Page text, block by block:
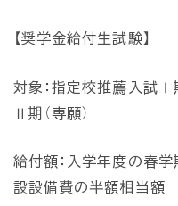
【奨学金給付生試験】
対象：指定校推薦入試Ⅰ
Ⅱ期（専願）
給付額：入学年度の春
設設備費の半額相当額